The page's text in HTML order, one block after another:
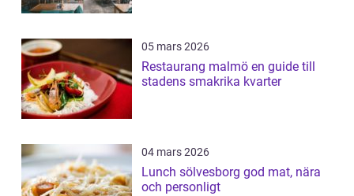
05 mars 2026
Restaurang malmö en guide till
stadens smakrika kvarter
04 mars 2026
Lunch sölvesborg god mat, nära
och personligt